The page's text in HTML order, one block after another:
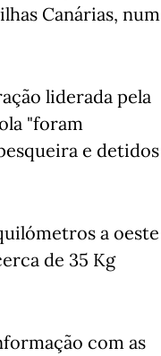
Canárias, num
liderada pela
"foram
e detidos
a oeste
de 35 Kg
com as